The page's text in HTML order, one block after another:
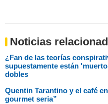
Noticias
¿Fan de las teorías
supuestamente están
dobles
Quentin Tarantino y el café
gourmet seria”